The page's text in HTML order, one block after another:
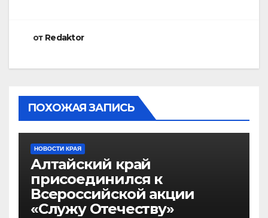
от Redaktor
ПОХОЖАЯ ЗАПИСЬ
НОВОСТИ КРАЯ
Алтайский край
присоединился к
Всероссийской акции
«Служу Отечеству»